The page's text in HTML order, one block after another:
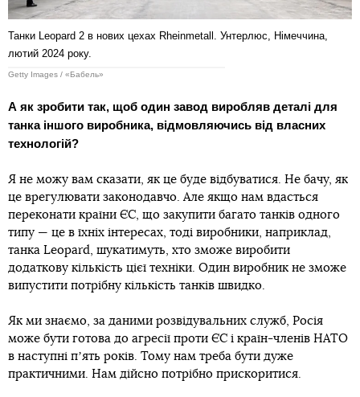
Танки Leopard 2 в нових цехах Rheinmetall. Унтерлюс, Німеччина,
лютий 2024 року.
Getty Images / «Бабель»
А як зробити так, щоб один завод виробляв деталі для
танка іншого виробника, відмовляючись від власних
технологій?
Я не можу вам сказати, як це буде відбуватися. Не бачу, як
це врегулювати законодавчо. Але якщо нам вдасться
переконати країни ЄС, що закупити багато танків одного
типу — це в їхніх інтересах, тоді виробники, наприклад,
танка Leopard, шукатимуть, хто зможе виробити
додаткову кількість цієї техніки. Один виробник не зможе
випустити потрібну кількість танків швидко.
Як ми знаємо, за даними розвідувальних служб, Росія
може бути готова до агресії проти ЄС і країн-членів НАТО
в наступні пʼять років. Тому нам треба бути дуже
практичними. Нам дійсно потрібно прискоритися.